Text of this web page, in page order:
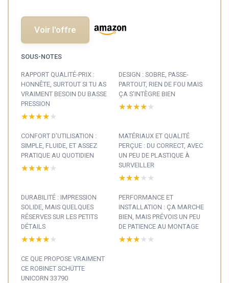
Voir l'offre
SOUS-NOTES
RAPPORT QUALITÉ-PRIX :
HONNÊTE, SURTOUT SI TU AS
VRAIMENT BESOIN DU BASSE
PRESSION
★★★★★
★★★★★
DESIGN : SOBRE, PASSE-
PARTOUT, RIEN DE FOU MAIS
ÇA S’INTÈGRE BIEN
★★★★★
★★★★★
CONFORT D’UTILISATION :
SIMPLE, FLUIDE, ET ASSEZ
PRATIQUE AU QUOTIDIEN
★★★★★
★★★★★
MATÉRIAUX ET QUALITÉ
PERÇUE : DU CORRECT, AVEC
UN PEU DE PLASTIQUE À
SURVEILLER
★★★★★
★★★★★
DURABILITÉ : IMPRESSION
SOLIDE, MAIS QUELQUES
RÉSERVES SUR LES PETITS
DÉTAILS
★★★★★
★★★★★
PERFORMANCE ET
INSTALLATION : ÇA MARCHE
BIEN, MAIS PRÉVOIS UN PEU
DE PATIENCE AU MONTAGE
★★★★★
★★★★★
CE QUE PROPOSE VRAIMENT
CE ROBINET SCHÜTTE
UNICORN 33790